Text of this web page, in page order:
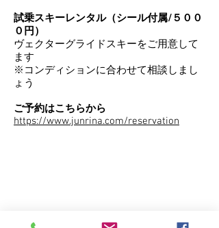
試乗スキーレンタル（シール付属/５００
０円）
ヴェクターグライドスキーをご用意して
ます
※コンディションに合わせて相談しまし
ょう
ご予約はこちらから
https://www.junrina.com/reservation